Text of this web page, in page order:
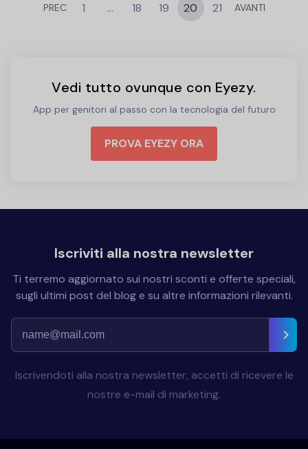
PREC 1 … 18 19 20 21 AVANTI
Vedi tutto ovunque con Eyezy.
App per genitori al passo con la tecnologia del futuro
PROVA EYEZY ORA
Iscriviti alla nostra newsletter
Ti terremo aggiornato sui nostri sconti e offerte speciali,
sugli ultimi post del blog e su altre informazioni rilevanti.
Iscrivendoti alla nostra newsletter, accetti di ricevere le
nostre e-mail di marketing.